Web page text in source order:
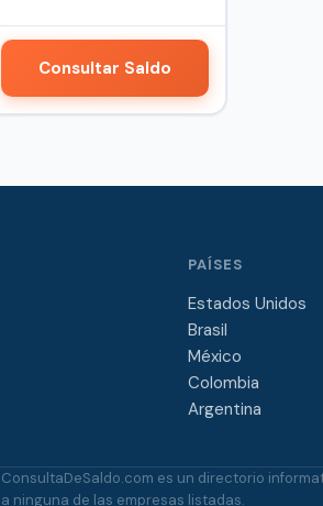
Consultar Saldo
PAÍSES
Estados Unidos
Brasil
México
Colombia
Argentina
ConsultaDeSaldo.com es un directorio
a ninguna de las empresas listadas.